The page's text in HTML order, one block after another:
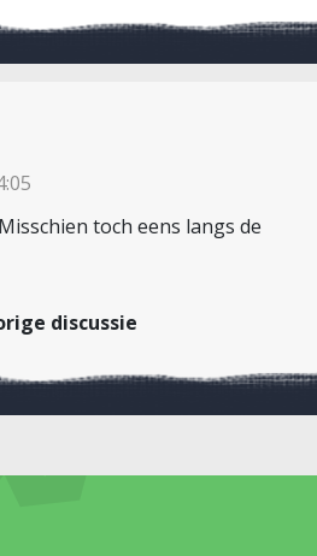
toch eens langs de
discussie